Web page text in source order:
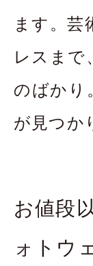
ます。
レスまで
のばかり
が見つか
お値段
ォトウ